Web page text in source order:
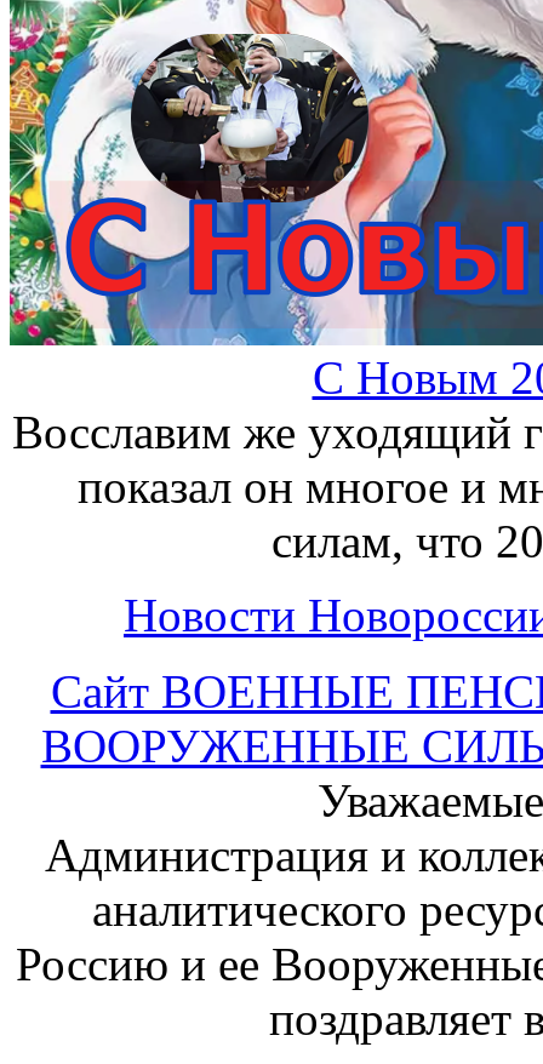
С Новым
Восславим же уходящий
показал он многое и
силам, что
Новости
Сайт ВОЕННЫЕ
ВООРУЖЕННЫЕ СИЛЫ
Администрация и
аналитического
Россию и ее